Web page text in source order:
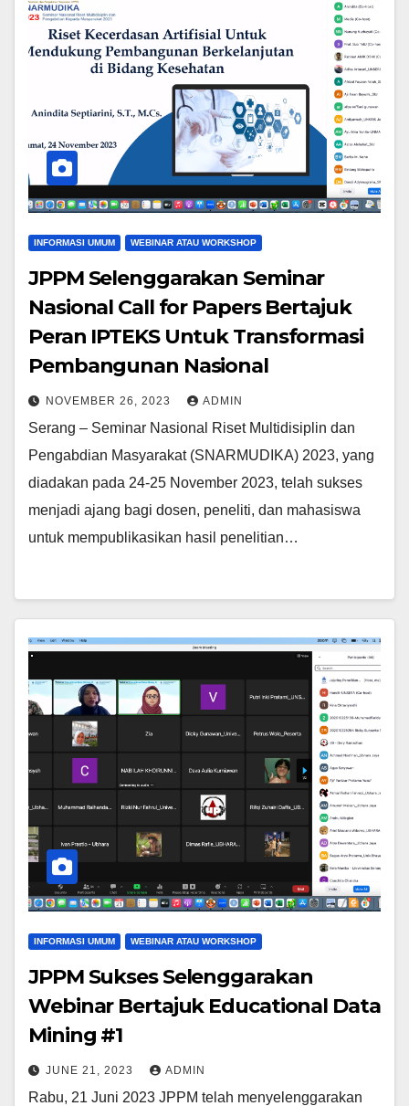
INFORMASI UMUM WEBINAR ATAU WORKSHOP
JPPM Selenggarakan Seminar
Nasional Call for Papers Bertajuk
Peran IPTEKS Untuk Transformasi
Pembangunan Nasional
NOVEMBER 26, 2023 ADMIN
Serang – Seminar Nasional Riset Multidisiplin dan
Pengabdian Masyarakat (SNARMUDIKA) 2023, yang
diadakan pada 24-25 November 2023, telah sukses
menjadi ajang bagi dosen, peneliti, dan mahasiswa
untuk mempublikasikan hasil penelitian…
INFORMASI UMUM WEBINAR ATAU WORKSHOP
JPPM Sukses Selenggarakan
Webinar Bertajuk Educational Data
Mining #1
JUNE 21, 2023 ADMIN
Rabu, 21 Juni 2023 JPPM telah menyelenggarakan